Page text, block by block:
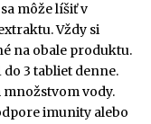
môže líšiť v
Vždy si
na obale produktu.
3 tabliet denne.
množstvom vody.
imunity alebo